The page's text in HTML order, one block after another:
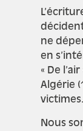
ne
en
« De
Algérie
victimes.
Nous